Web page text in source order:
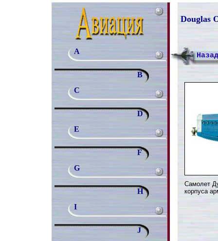
Douglas
A
B
C
D
E
F
G
H
I
J
Назад
Самолет
корпуса